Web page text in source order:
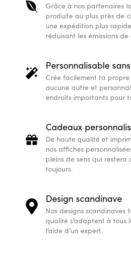
Grâce à nos partenaires
produite au plus près de
une expédition plus
réduisant les émissions
Personnalisable
Crée facilement ta propre
aucune autre et
endroits importants pour
Cadeaux
De haute qualité et
nos affiches
pleins de sens qui restera
toujours.
Design scandinave
Nos designs
qualité s’adaptent à tous
l’aide d’un expert.